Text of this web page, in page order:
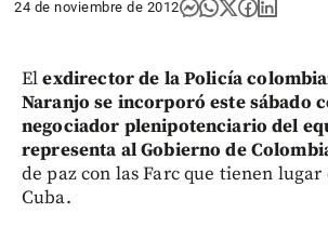
24 de noviembre de 2012
Elexdirector de la Policía
Naranjo se incorporó este sábado
negociador plenipotenciario del
representa al Gobierno de
de paz con las Farc que tienen lugar
Cuba.